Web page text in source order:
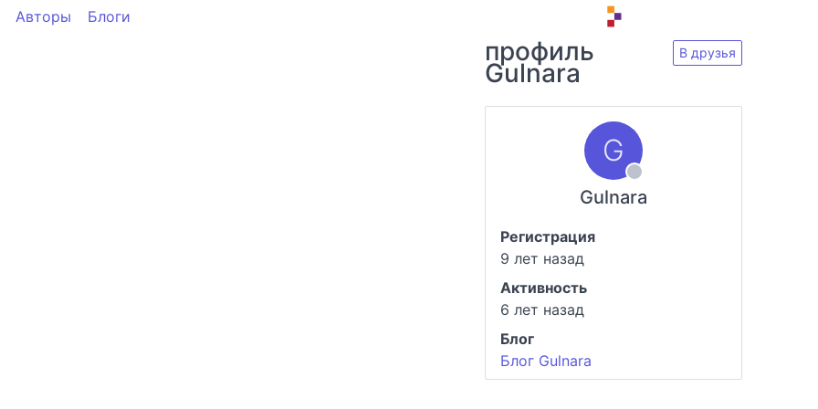
Авторы Блоги
профиль
Gulnara
В друзья
Gulnara
Регистрация
9 лет назад
Активность
6 лет назад
Блог
Блог Gulnara